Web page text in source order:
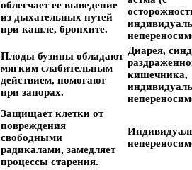
облегчает ее выведение
из дыхательных путей
при кашле, бронхите.
Плоды бузины обладают
мягким слабительным
действием, помогают
при запорах.
Диарея,
кишечника,
Защищает клетки от
повреждения
свободными
радикалами, замедляет
процессы старения.